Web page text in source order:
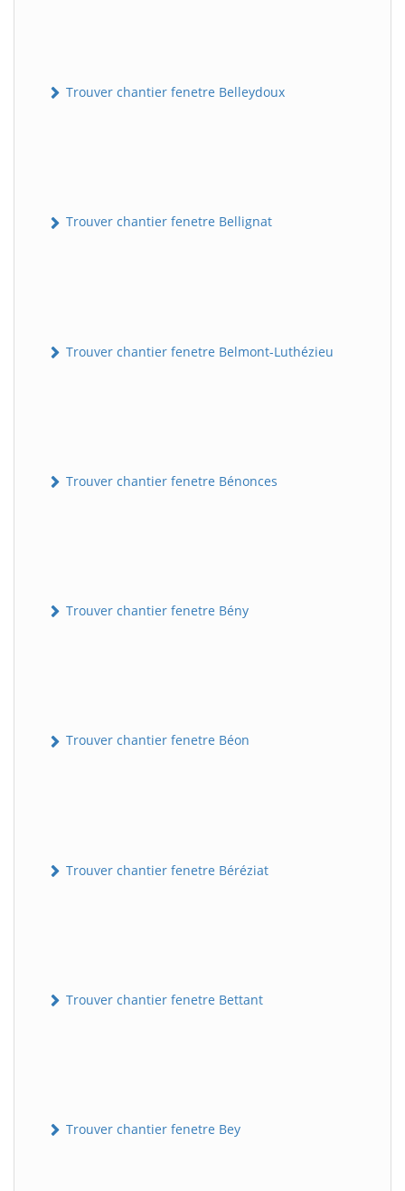
Trouver chantier fenetre Belleydoux
Trouver chantier fenetre Bellignat
Trouver chantier fenetre Belmont-Luthézieu
Trouver chantier fenetre Bénonces
Trouver chantier fenetre Bény
Trouver chantier fenetre Béon
Trouver chantier fenetre Béréziat
Trouver chantier fenetre Bettant
Trouver chantier fenetre Bey